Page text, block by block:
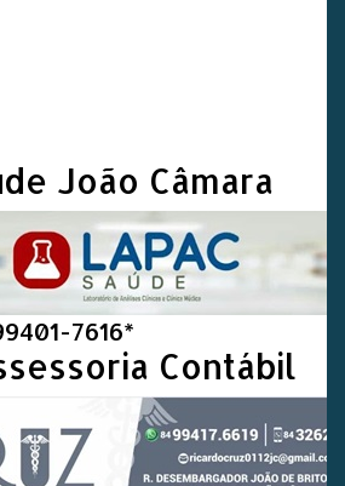
João Câmara
7616*
Contábil